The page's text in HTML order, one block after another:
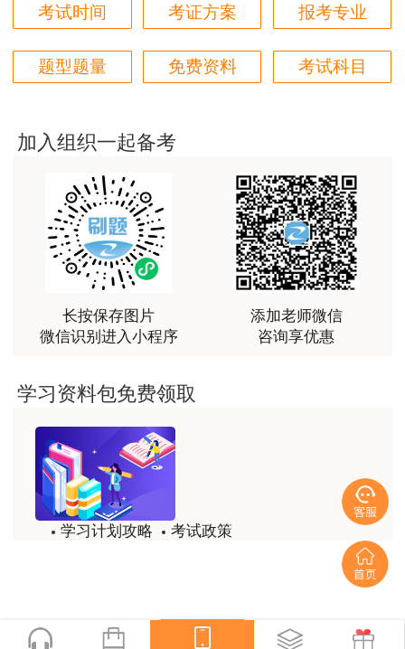
（网友回忆版）
平台历史购买的课程，老师讲的多非常好
老师讲的很细致很认真，课件准备充分也非常有耐
用户m0****88
最棒的预习课
用户m2****66
越听越觉得好
用户m2****66
越听越觉得好
用户m2****66
非常非常非常非常棒！！!！
非常非常非常非常棒！！!！
用户xi****mo
土建计量这门课我听了门金瑞和孙琦两位老师的课
程，感觉各有千秋，正好取长补短助我通过了该门考
时间是我们通过的保证，没有什么比坚持更有价值，
听王英老师的土建案例课程就是通过一造考试的最强
考试时间 考证方案 报考专业
题型题量 免费资料 考试科目
加入组织一起备考
长按保存图片
微信识别进入小程序
添加老师微信
咨询享优惠
学习资料包免费领取
学习计划攻略
考试政策